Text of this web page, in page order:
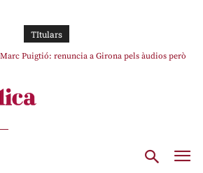
TItulars
Puigtió: renuncia a Girona pels àudios però
quedi “fora” del repartiment dels menors